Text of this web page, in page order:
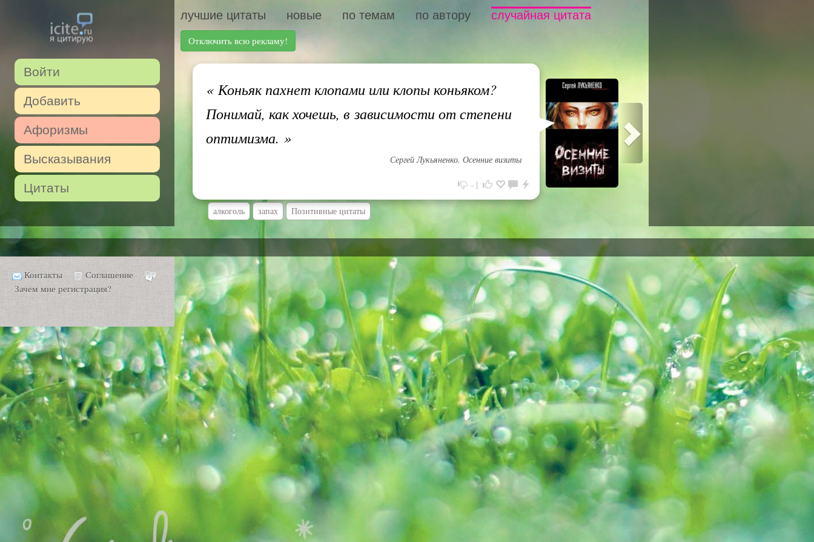
Войти
Добавить
Афоризмы
Высказывания
Цитаты
лучшие цитаты новые по темам по автору случайная цитата
Отключить всю рекламу!
«Коньяк пахнет клопами или клопы коньяком?
Понимай, как хочешь, в зависимости от степени
оптимизма. »
Сергей Лукьяненко. Осенние визиты
-1
алкоголь запах Позитивные цитаты
Контакты
Соглашение
Зачем мне регистрация?